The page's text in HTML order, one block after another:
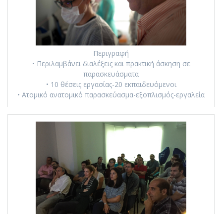
Περιγραφή
• Περιλαμβάνει διαλέξεις και πρακτική άσκηση σε
παρασκευάσματα
• 10 θέσεις εργασίας-20 εκπαιδευόμενοι
• Ατομικό ανατομικό παρασκεύασμα-εξοπλισμός-εργαλεία